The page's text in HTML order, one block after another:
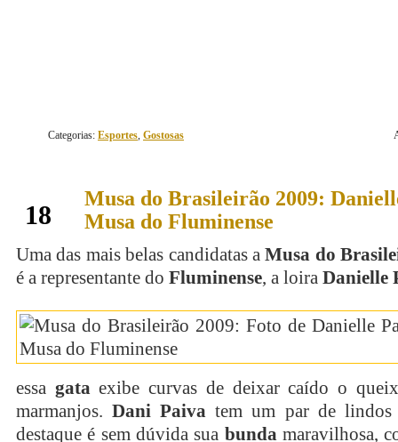
Categorias: Esportes, Gostosas
18
Musa do Brasileirão 2009:
Musa do Fluminense
Uma das mais belas candidatas aMusa do
é a representante do Fluminense, a loira Danielle
essa gataexibe curvas de deixar caído o
marmanjos.Dani Paiva tem um par de
destaque é sem dúvida sua bundamaravilhosa,